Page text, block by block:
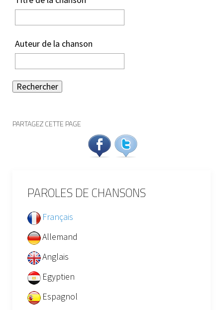
Auteur de la chanson
Rechercher
PARTAGEZ CETTE PAGE
PAROLES DE CHANSONS
Français
Allemand
Anglais
Egyptien
Espagnol